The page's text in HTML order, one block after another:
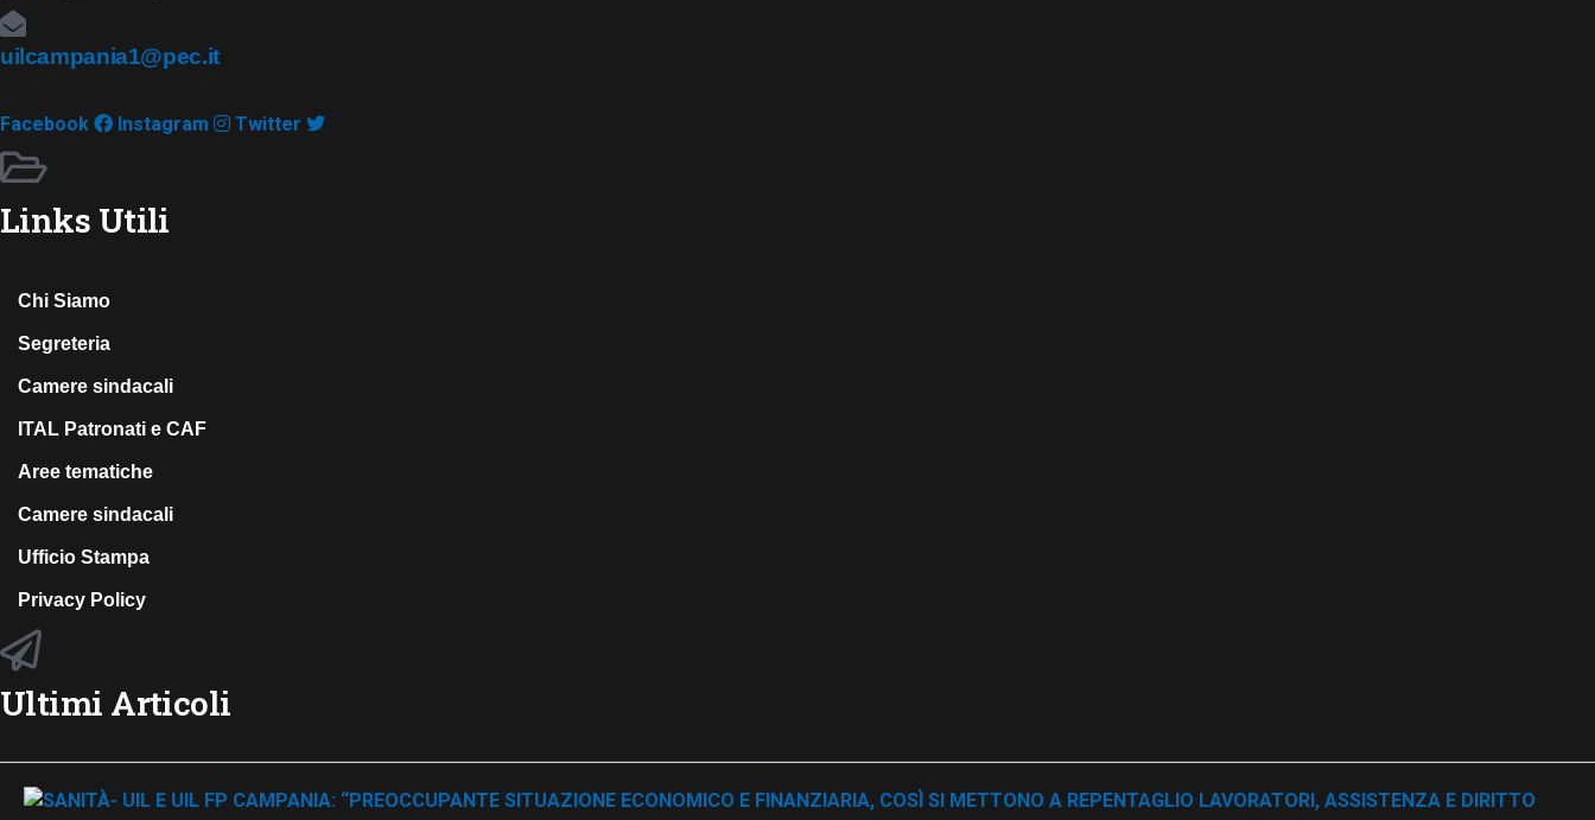
uilcampania1@pec.it
Facebook Instagram Twitter
Links Utili
Chi Siamo
Segreteria
Camere sindacali
ITAL Patronati e CAF
Aree tematiche
Camere sindacali
Ufficio Stampa
Privacy Policy
Ultimi Articoli